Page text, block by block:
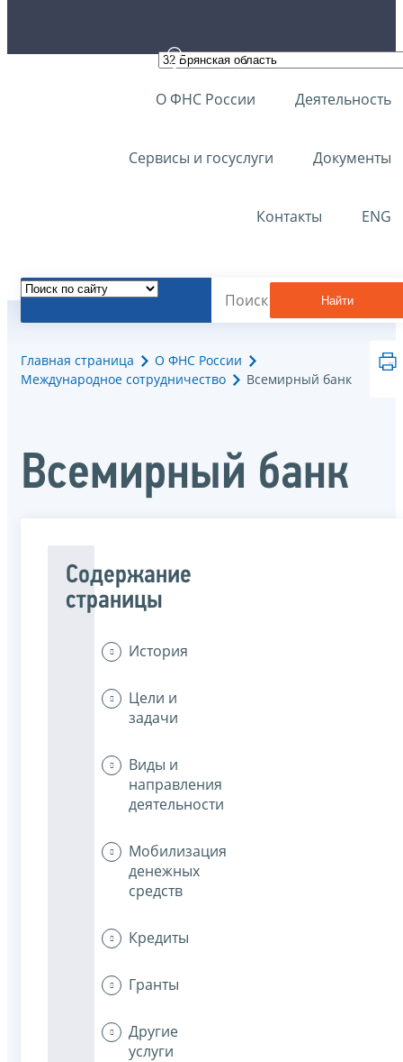
О ФНС России Деятельность
Сервисы и госуслуги Документы
Контакты ENG
Найти
Главная страница
О ФНС России
Международное сотрудничество
Всемирный банк
Всемирный банк
Содержание
страницы
История
Цели и
задачи
Виды и
направления
деятельности
Мобилизация
денежных
средств
Кредиты
Гранты
Другие
услуги